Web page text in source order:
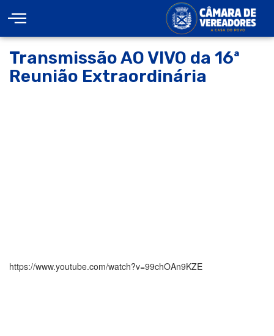
Transmissão AO VIVO da 16ª
Reunião Extraordinária
https://www.youtube.com/watch?v=99chOAn9KZE